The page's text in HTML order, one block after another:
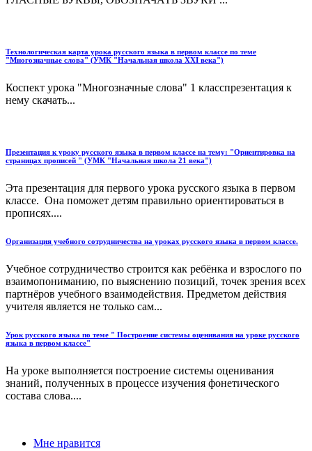
Технологическая карта урока русского языка в первом классе по теме
"Многозначные слова" (УМК "Начальная школа XXI века")
Коспект урока "Многозначные слова" 1 класспрезентация к
нему скачать...
Презентация к уроку русского языка в первом классе на тему: "Ориентировка на
страницах прописей " (УМК "Начальная школа 21 века")
Эта презентация для первого урока русского языка в первом
классе. Она поможет детям правильно ориентироваться в
прописях....
Организация учебного сотрудничества на уроках русского языка в первом классе.
Учебное сотрудничество строится как ребёнка и взрослого по
взаимопониманию, по выяснению позиций, точек зрения всех
партнёров учебного взаимодействия. Предметом действия
учителя является не только сам...
Урок русского языка по теме " Построение системы оценивания на уроке русского
языка в первом классе"
На уроке выполняется построение системы оценивания
знаний, полученных в процессе изучения фонетического
состава слова....
Мне нравится